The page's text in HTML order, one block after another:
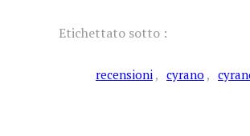
Etichettato sotto :
recensioni cyrano